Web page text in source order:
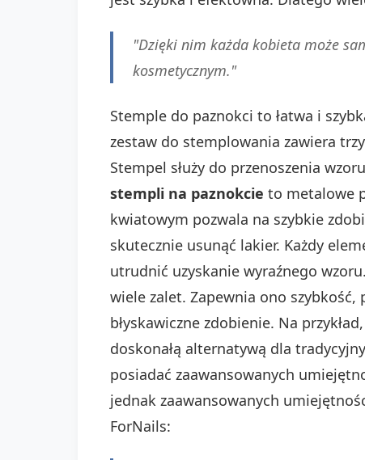
"Dzięki nim każda kobieta może
kosmetycznym."
Stemple do paznokci to łatwa i
zestaw do stemplowania zawiera
Stempel służy do przenoszenia
stempli na paznokcie to metalowe
kwiatowym pozwala na szybkie
skutecznie usunąć lakier. Każdy
utrudnić uzyskanie wyraźnego
wiele zalet. Zapewnia ono
błyskawiczne zdobienie. Na
doskonałą alternatywą dla
posiadać zaawansowanych
jednak zaawansowanych
ForNails: